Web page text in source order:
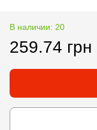
В наличии: 20
259.74 грн